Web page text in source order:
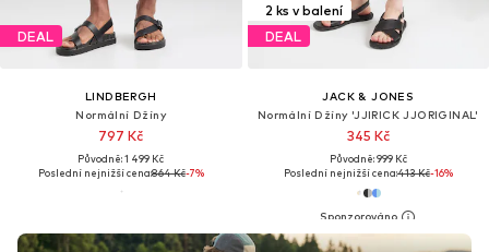
DEAL
LINDBERGH
Normální Džíny
797 Kč
Původně: 1 499 Kč
Poslední nejnižší cena:864 Kč-7%
2 ks v balení
DEAL
JACK & JONES
Normální Džíny 'JJIRICK JJORIGINAL'
345 Kč
Původně: 999 Kč
Poslední nejnižší cena:413 Kč-16%